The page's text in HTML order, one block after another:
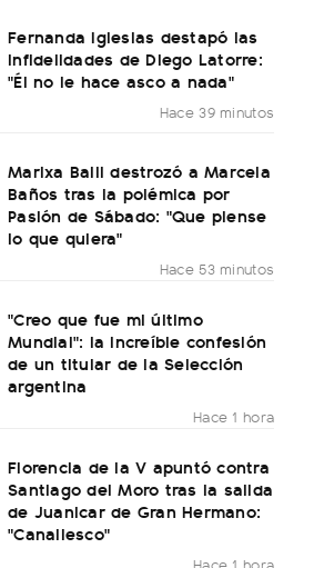
Fernanda Iglesias destapó las
infidelidades de Diego Latorre:
"Él no le hace asco a nada"
Hace 39 minutos
Marixa Balli destrozó a Marcela
Baños tras la polémica por
Pasión de Sábado: "Que piense
lo que quiera"
Hace 53 minutos
"Creo que fue mi último
Mundial": la increíble confesión
de un titular de la Selección
argentina
Hace 1 hora
Florencia de la V apuntó contra
Santiago del Moro tras la salida
de Juanicar de Gran Hermano:
"Canallesco"